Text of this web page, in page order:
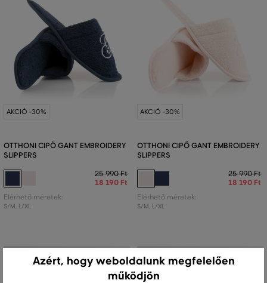
AKCIÓ -30%
OTTHONI CIPŐ GANT EMBROIDERY
SLIPPERS
25 990 Ft
18 190 Ft
Elérhető méretek:
S/M, L/XL
AKCIÓ -30%
OTTHONI CIPŐ GANT EMBROIDERY
SLIPPERS
25 990 Ft
18 190 Ft
Elérhető méretek:
S/M, L/XL
Azért, hogy weboldalunk megfelelően
működjön